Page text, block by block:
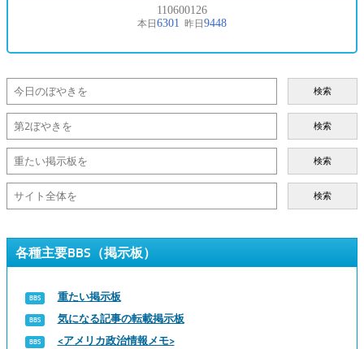
検索
検索
検索
検索
各種主要BBS（掲示板）
重たい掲示板
気になる記事の転載掲示板
<アメリカ政治情報メモ>